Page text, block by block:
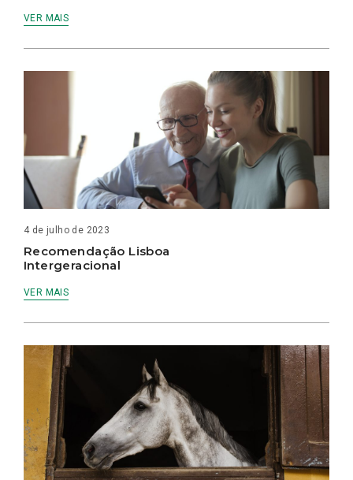
VER MAIS
4 de julho de 2023
Recomendação Lisboa
Intergeracional
VER MAIS